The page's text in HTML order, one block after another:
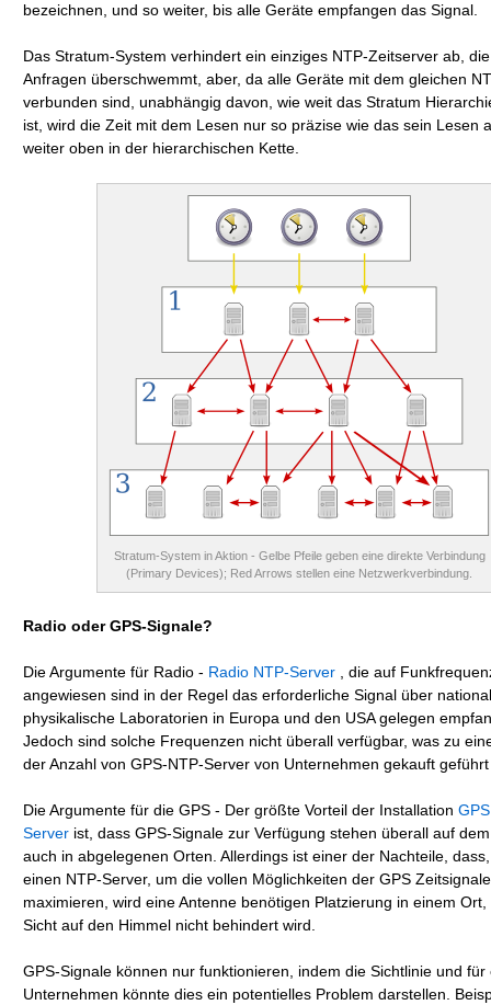
bezeichnen, und so weiter, bis alle Geräte empfangen das Signal.
Das Stratum-System verhindert ein einziges NTP-Zeitserver ab,
Anfragen überschwemmt, aber, da alle Geräte mit dem gleichen
verbunden sind, unabhängig davon, wie weit das Stratum
ist, wird die Zeit mit dem Lesen nur so präzise wie das sein Lesen
weiter oben in der hierarchischen Kette.
Stratum-System in Aktion - Gelbe Pfeile geben eine direkte Verbindung
(Primary Devices); Red Arrows stellen eine Netzwerkverbindung.
Radio oder GPS-Signale?
Die Argumente für Radio - Radio NTP-Server , die auf
angewiesen sind in der Regel das erforderliche Signal über
physikalische Laboratorien in Europa und den USA gelegen
Jedoch sind solche Frequenzen nicht überall verfügbar, was zu
der Anzahl von GPS-NTP-Server von Unternehmen gekauft
Die Argumente für die GPS - Der größte Vorteil der Installation
Server ist, dass GPS-Signale zur Verfügung stehen überall auf
auch in abgelegenen Orten. Allerdings ist einer der Nachteile,
einen NTP-Server, um die vollen Möglichkeiten der GPS
maximieren, wird eine Antenne benötigen Platzierung in einem
Sicht auf den Himmel nicht behindert wird.
GPS-Signale können nur funktionieren, indem die Sichtlinie und für
Unternehmen könnte dies ein potentielles Problem darstellen.